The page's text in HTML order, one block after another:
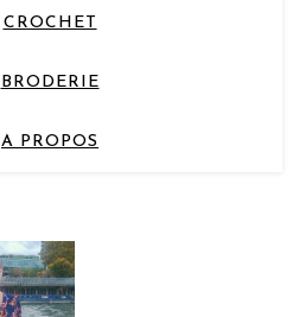
CROCHET
BRODERIE
A PROPOS